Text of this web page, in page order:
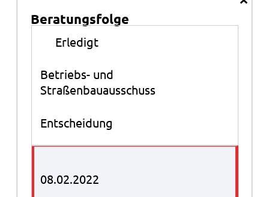
Beratungsfolge
Beratungsfolge
Erledigt
Betriebs- und
Straßenbauausschuss
Entscheidung
08.02.2022